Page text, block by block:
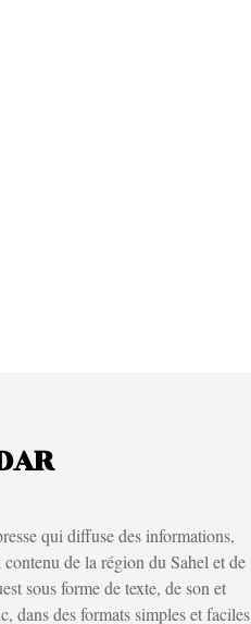
qui diffuse des informations,
contenu de la région du Sahel et de
sous forme de texte, de son et
dans des formats simples et faciles